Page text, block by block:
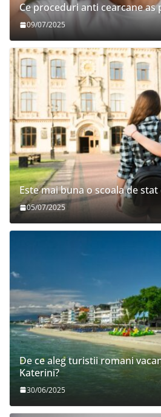
Ce proceduri anti cearcane as
09/07/2025
Este mai buna o scoala de
05/07/2025
De ce aleg turistii romani
Katerini?
30/06/2025